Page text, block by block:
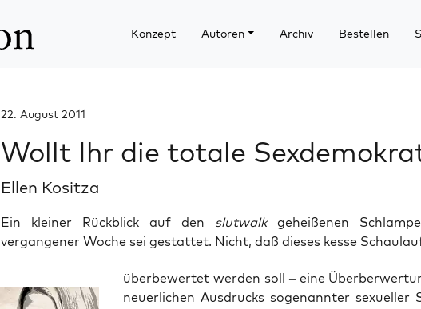
Konzept Autoren Archiv Bestellen
22. August 2011
Wollt Ihr die totale
Ellen Kositza
Ein kleiner Rückblick auf den slutwalkgeheißenen
vergangener Woche sei gestattet. Nicht, daß dieses kesse
über­be­wer­tet wer­den soll – eine
neu­er­li­chen Aus­drucks soge­nann­ter sexu­el­ler